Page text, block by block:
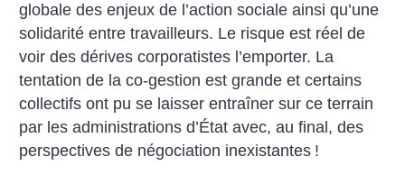
globale des enjeux de l’action sociale ainsi qu’une
solidarité entre travailleurs. Le risque est réel de
voir des dérives corporatistes l’emporter. La
tentation de la co-gestion est grande et certains
collectifs ont pu se laisser entraîner sur ce terrain
par les administrations d’État avec, au final, des
perspectives de négociation inexistantes !